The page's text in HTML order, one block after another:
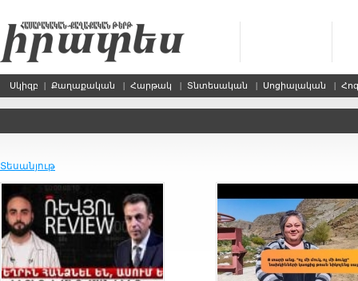
Սկիզբ | Քաղաքական | Հարթակ | Տնտեսական | Սոցիալական |
Տեսանյութ